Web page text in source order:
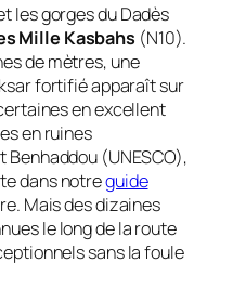
les gorges du Dadès
Mille Kasbahs (N10).
de mètres, une
fortifié apparaît sur
en excellent
en ruines
Benhaddou (UNESCO),
dans notreguide
Mais des dizaines
le long de la route
sans la foule